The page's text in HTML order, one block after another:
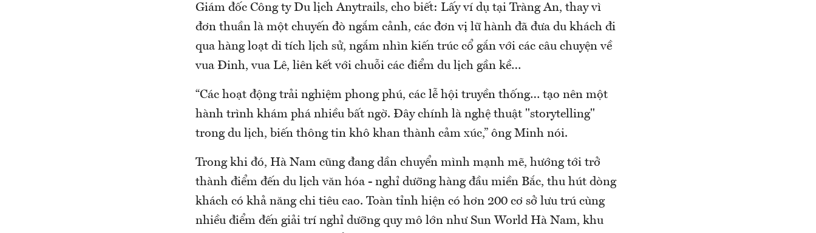
Giám đốc Công ty Du lịch Anytrails, cho biết: Lấy ví dụ tại Tràng An, thay vì
đơn thuần là một chuyến đò ngắm cảnh, các đơn vị lữ hành đã đưa du khách đi
qua hàng loạt di tích lịch sử, ngắm nhìn kiến trúc cổ gắn với các câu chuyện về
vua Đinh, vua Lê, liên kết với chuỗi các điểm du lịch gần kề…
“Các hoạt động trải nghiệm phong phú, các lễ hội truyền thống… tạo nên một
hành trình khám phá nhiều bất ngờ. Đây chính là nghệ thuật "storytelling"
trong du lịch, biến thông tin khô khan thành cảm xúc,” ông Minh nói.
Trong khi đó, Hà Nam cũng đang dần chuyển mình mạnh mẽ, hướng tới trở
thành điểm đến du lịch văn hóa - nghỉ dưỡng hàng đầu miền Bắc, thu hút dòng
khách có khả năng chi tiêu cao. Toàn tỉnh hiện có hơn 200 cơ sở lưu trú cùng
nhiều điểm đến giải trí nghỉ dưỡng quy mô lớn như Sun World Hà Nam, khu